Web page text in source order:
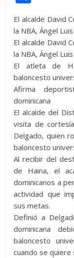
er s
A
p
p
o
m
p
ar
ti
r
El alcalde David
la NBA, Ángel
El alcalde David
la NBA, Ángel
El atleta de
baloncesto
Afirma
dominicana
El alcalde del
visita de
Delgado, quien
baloncesto
Al recibir del
de Haina, el
dominicanos a
actividad que
sus metas.
Definió a
dominicana
baloncesto
cuando se quiere